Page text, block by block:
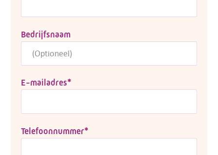
Bedrijfsnaam
E-mailadres*
Telefoonnummer*